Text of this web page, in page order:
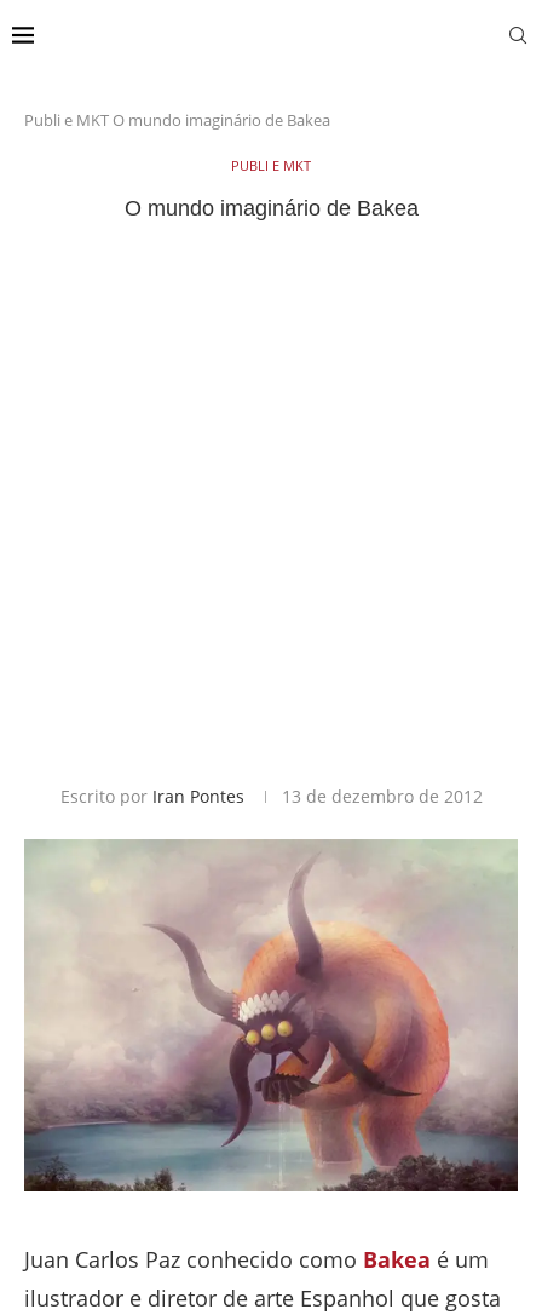
Publi e MKT O mundo imaginário de Bakea
PUBLI E MKT
O mundo imaginário de Bakea
Escrito por Iran Pontes 13 de dezembro de 2012
Juan Carlos Paz conhecido como Bakea é um
ilustrador e diretor de arte Espanhol que gosta